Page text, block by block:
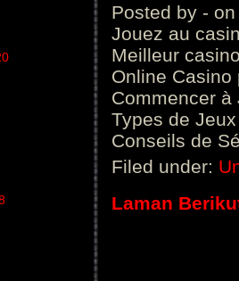
Posted by -
Jouez au
Meilleur
Online
Commencer
Types de
Conseils de
Filed under:
Laman